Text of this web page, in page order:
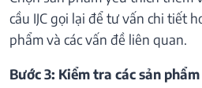
cầu IJC gọi lại để tư vấn chi tiết
phẩm và các vấn đề liên quan.
Bước 3: Kiểm tra các sản